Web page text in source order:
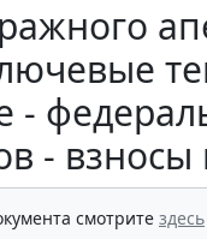
-
-
смотрите здесь